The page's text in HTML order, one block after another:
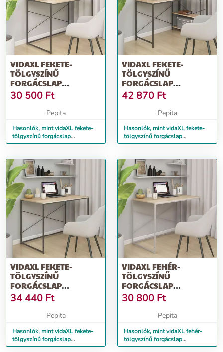
VIDAXL FEKETE-
TÖLGYSZÍNŰ
FORGÁCSLAP
SZÁMÍTÓGÉPASZTAL 110
X 60 X 138 CM
30 500 Ft
Pepita
Hasonlók, mint vidaXL fekete-
tölgyszínű forgácslap
számítógépasztal 110 x 60 x
VIDAXL FEKETE-
TÖLGYSZÍNŰ
FORGÁCSLAP
SZÁMÍTÓGÉPASZTAL 110
X 72 X 70 CM
42 870 Ft
Pepita
Hasonlók, mint vidaXL fekete-
tölgyszínű forgácslap
számítógépasztal 110 x 72 x 70
VIDAXL FEKETE-
TÖLGYSZÍNŰ
FORGÁCSLAP
SZÁMÍTÓGÉPASZTAL 110
X 60 X 70 CM
34 440 Ft
Pepita
Hasonlók, mint vidaXL fekete-
tölgyszínű forgácslap
számítógépasztal 110 x 60 x 70
VIDAXL FEHÉR-
TÖLGYSZÍNŰ
FORGÁCSLAP
SZÁMÍTÓGÉPASZTAL 110
X 60 X 70 CM
30 800 Ft
Pepita
Hasonlók, mint vidaXL fehér-
tölgyszínű forgácslap
számítógépasztal 110 x 60 x 70